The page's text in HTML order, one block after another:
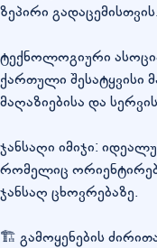
ზეპირი გადაცემისთვის.
ტექნოლოგიური
ქართული შესატყვისი
მაღაზიებისა და
ჯანსაღი იმიჯი:
რომელიც
ჯანსაღ ცხოვრებაზე.
🏗️ გამოყენების